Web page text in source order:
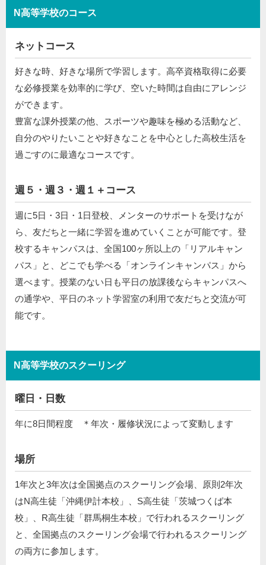
N高等学校のコース
ネットコース
好きな時、好きな場所で学習します。高卒資格取得に必要
な必修授業を効率的に学び、空いた時間は自由にアレンジ
ができます。
豊富な課外授業の他、スポーツや趣味を極める活動など、
自分のやりたいことや好きなことを中心とした高校生活を
過ごすのに最適なコースです。
週５・週３・週１＋コース
週に5日・3日・1日登校、メンターのサポートを受けなが
ら、友だちと一緒に学習を進めていくことが可能です。登
校するキャンパスは、全国100ヶ所以上の「リアルキャン
パス」と、どこでも学べる「オンラインキャンパス」から
選べます。授業のない日も平日の放課後ならキャンパスへ
の通学や、平日のネット学習室の利用で友だちと交流が可
能です。
N高等学校のスクーリング
曜日・日数
年に8日間程度 ＊年次・履修状況によって変動します
場所
1年次と3年次は全国拠点のスクーリング会場、原則2年次
はN高生徒「沖縄伊計本校」、S高生徒「茨城つくば本
校」、R高生徒「群馬桐生本校」で行われるスクーリング
と、全国拠点のスクーリング会場で⾏われるスクーリング
の両⽅に参加します。